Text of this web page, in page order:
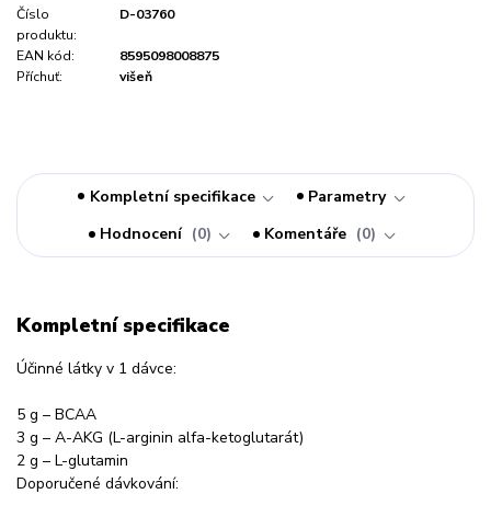
Číslo
produktu:
D-03760
EAN kód:
8595098008875
Příchuť:
višeň
Kompletní specifikace
Parametry
Hodnocení
0 Komentáře 0
Kompletní specifikace
Účinné látky v 1 dávce:
5 g – BCAA
3 g – A-AKG (L-arginin alfa-ketoglutarát)
2 g – L-glutamin
Doporučené dávkování: